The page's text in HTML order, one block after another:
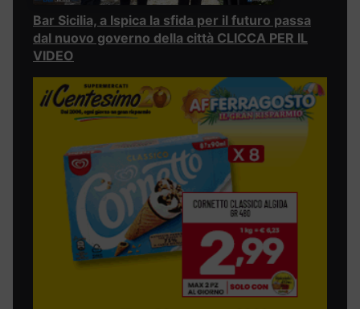
Bar Sicilia, a Ispica la sfida per il futuro passa
dal nuovo governo della città CLICCA PER IL
VIDEO